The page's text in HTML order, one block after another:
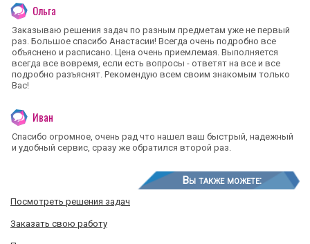
Ольга
Заказываю решения задач по разным предметам уже не первый
раз. Большое спасибо Анастасии! Всегда очень подробно все
объяснено и расписано. Цена очень приемлемая. Выполняется
всегда все вовремя, если есть вопросы - ответят на все и все
подробно разъяснят. Рекомендую всем своим знакомым только
Вас!
Иван
Спасибо огромное, очень рад что нашел ваш быстрый, надежный
и удобный сервис, сразу же обратился второй раз.
Вы также можете:
Посмотреть решения задач
Заказать свою работу